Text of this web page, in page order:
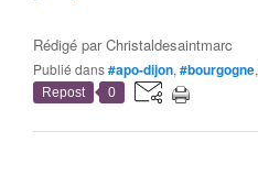
Rédigé parChristaldesaintmarc
Publié dans#apo-dijon, #bourgogne,
Repost 0